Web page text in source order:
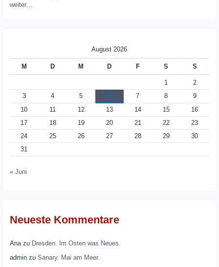
weiter…
August 2026
M D M D F S S
1
2
3
4 5 6 7 8
9
10
11 12 13 14 15
16
17
18 19 20 21 22
23
24
25 26 27 28 29
30
31
« Juni
Neueste Kommentare
Anazu Dresden. Im Osten was Neues.
adminzu Sanary. Mai am Meer.